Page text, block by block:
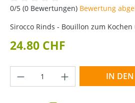
Durchschnittliche Bewertung von 0
0/5 (0 Bewertungen) Bewertung
Sirocco Rinds - Bouillon zum
24.80 CHF
Produkt Anzahl: Gib
IN